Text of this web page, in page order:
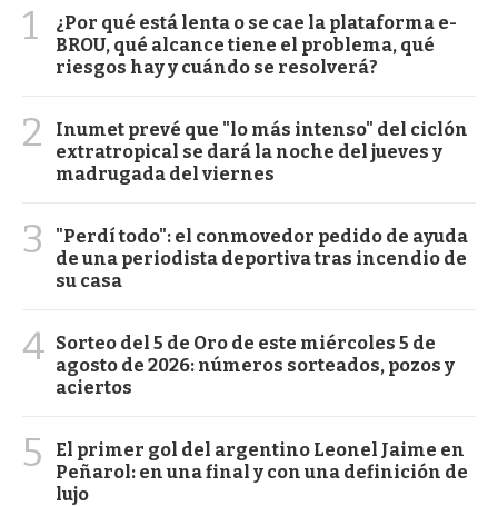
1
¿Por qué está lenta o se cae la plataforma e-
BROU, qué alcance tiene el problema, qué
riesgos hay y cuándo se resolverá?
2
Inumet prevé que "lo más intenso" del ciclón
extratropical se dará la noche del jueves y
madrugada del viernes
3
"Perdí todo": el conmovedor pedido de ayuda
de una periodista deportiva tras incendio de
su casa
4 Sorteo del 5 de Oro de este miércoles 5 de
agosto de 2026: números sorteados, pozos y
aciertos
5
El primer gol del argentino Leonel Jaime en
Peñarol: en una final y con una definición de
lujo